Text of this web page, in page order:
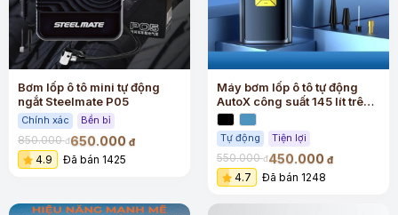
Bơm lốp ô tô mini tự động
ngắt Steelmate P05
Chính xác Bền bỉ
850.000đ650.000 đ
4.9 Đã bán 1425
Máy bơm lốp ô tô tự động
AutoX công suất 145 lít trên
phút động cơ nhập từ Đức
Tự động Tiện lợi
550.000đ450.000 đ
4.7 Đã bán 1248